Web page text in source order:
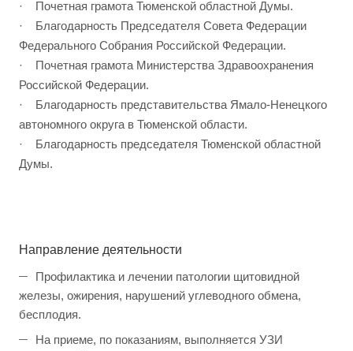
· Почетная грамота Тюменской областной Думы.
· Благодарность Председателя Совета Федерации
Федерального Собрания Российской Федерации.
· Почетная грамота Министерства Здравоохранения
Российской Федерации.
· Благодарность представительства Ямало-Ненецкого
автономного округа в Тюменской области.
· Благодарность председателя Тюменской областной
Думы.
Направление деятельности
Профилактика и лечении патологии щитовидной
железы, ожирения, нарушений углеводного обмена,
бесплодия.
На приеме, по показаниям, выполняется УЗИ